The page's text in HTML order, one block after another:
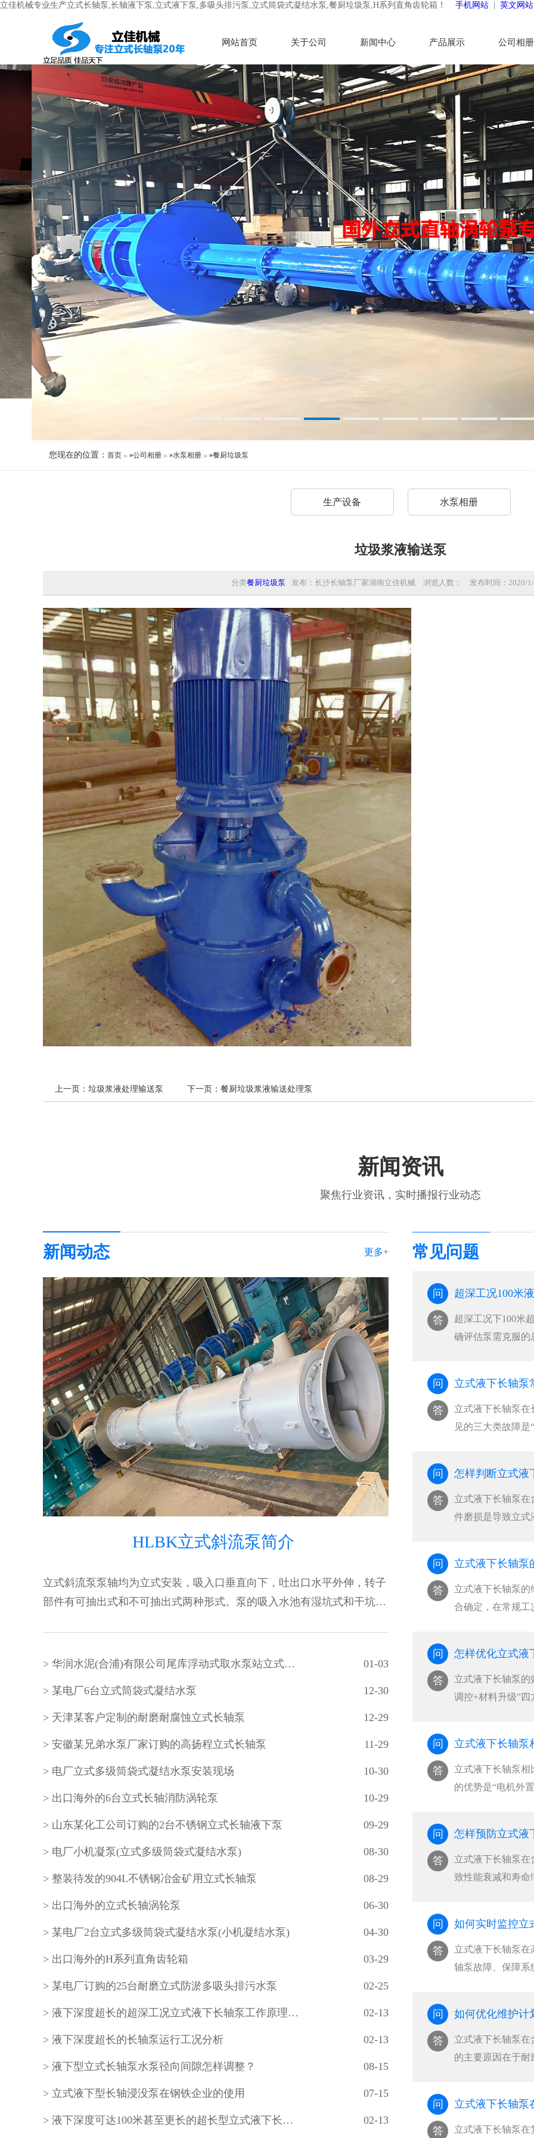
立佳机械专业生产立式长轴泵,长轴液下泵,立式液下泵,多吸头排污泵,立式筒袋式凝结水泵,餐厨垃圾泵,H系列直角齿轮箱！ 手机网站 英文网站
网站首页 关于公司 新闻中心 产品展示 公司相册
您现在的位置： 首页 »公司相册 »水泵相册 »餐厨垃圾泵
生产设备 水泵相册
垃圾浆液输送泵
分类餐厨垃圾泵 发布：长沙长轴泵厂家湖南立佳机械 浏览人数： 发布时间：2020/
上一页： 垃圾浆液处理输送泵 下一页： 餐厨垃圾浆液输送处理泵
新闻资讯
聚焦行业资讯，实时播报行业动态
新闻动态 更多+
HLBK立式斜流泵简介
立式斜流泵泵轴均为立式安装，吸入口垂直向下，吐出口水平外伸，转子
部件有可抽出式和不可抽出式两种形式。泵的吸入水池有湿坑式和干坑式
华润水泥(合浦)有限公司尾库浮动式取水泵站立式长轴泵安装现场 01-03
某电厂6台立式筒袋式凝结水泵 12-30
天津某客户定制的耐磨耐腐蚀立式长轴泵 12-29
安徽某兄弟水泵厂家订购的高扬程立式长轴泵 11-29
电厂立式多级筒袋式凝结水泵安装现场 10-30
出口海外的6台立式长轴消防涡轮泵 10-29
山东某化工公司订购的2台不锈钢立式长轴液下泵 09-29
电厂小机凝泵(立式多级筒袋式凝结水泵) 08-30
整装待发的904L不锈钢冶金矿用立式长轴泵 08-29
出口海外的立式长轴涡轮泵 06-30
某电厂2台立式多级筒袋式凝结水泵(小机凝结水泵) 04-30
出口海外的H系列直角齿轮箱 03-29
某电厂订购的25台耐磨立式防淤多吸头排污水泵 02-25
液下深度超长的超深工况立式液下长轴泵工作原理和技术核心 02-13
液下深度超长的长轴泵运行工况分析 02-13
液下型立式长轴泵水泵径向间隙怎样调整？ 08-15
立式液下型长轴浸没泵在钢铁企业的使用 07-15
液下深度可达100米甚至更长的超长型立式液下长轴泵如何设计？ 02-13
常见问题
问 超深工况100米
答
超深工况下100米
确评估泵需克服的
问 立式液下长轴泵
答
立式液下长轴泵在
见的三大类故障是
问 怎样判断立式液
答
立式液下长轴泵
件磨损是导致立式
的磨损信号‌。···
问 立式液下长轴泵
答
立式液下长轴泵
合确定，‌在常规工
应缩短至每3个月
动态调整‌。···
问 怎样优化立式液
答
立式液下长轴泵的
调控+材料升级”
长轴泵整体能效提
问 立式液下长轴泵
答
立式液下长轴泵相
的优势是“电机外
维成本‌。···
问 怎样预防立式液
答
立式液下长轴泵
致性能衰减和寿命
问 如何实时监控立
答
立式液下长轴泵
轴泵故障、保障系
预测，实现从被动
问 如何优化维护计
答
立式液下长轴泵
的主要原因在于‌耐
与周期性干预，实
问 立式液下长轴泵
答 立式液下长轴泵在